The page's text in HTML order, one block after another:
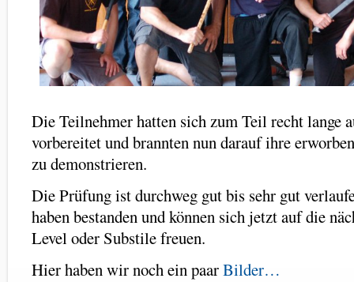
Die Teilnehmer hatten sich zum Teil recht lange
vorbereitet und brannten nun darauf ihre
zu demonstrieren.
Die Prüfung ist durchweg gut bis sehr gut
haben bestanden und können sich jetzt auf die
Level oder Substile freuen.
Hier haben wir noch ein paarBilder…